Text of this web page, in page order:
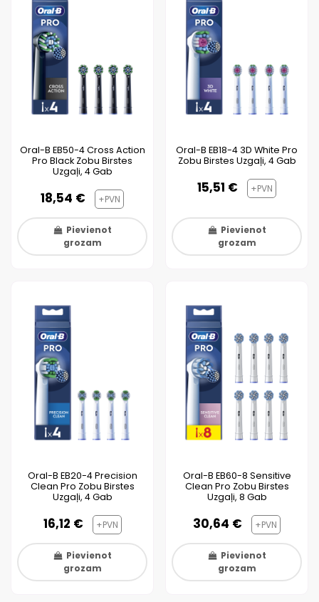
Oral-B EB50-4 Cross Action
Pro Black Zobu Birstes
Uzgaļi, 4 Gab
18,54 € +PVN
Pievienot
grozam
Oral-B EB18-4 3D White Pro
Zobu Birstes Uzgaļi, 4 Gab
15,51 € +PVN
Pievienot
grozam
Oral-B EB20-4 Precision
Clean Pro Zobu Birstes
Uzgaļi, 4 Gab
16,12 € +PVN
Pievienot
grozam
Oral-B EB60-8 Sensitive
Clean Pro Zobu Birstes
Uzgaļi, 8 Gab
30,64 € +PVN
Pievienot
grozam